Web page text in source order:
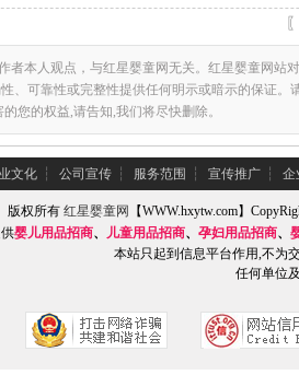
者本人观点，与红星婴童网无关。红星婴童网站
、可靠性或完整性提供任何明示或暗示的保证。
您的权益,请告知,我们将尽快删除。
文化 ┆ 公司宣传 ┆ 服务范围 ┆ 宣传推广 ┆ 企
版权所有红星婴童网
【WWW.hxytw.com】
婴儿用品招商、 儿童用品招商、 孕妇用品招商、
本站只起到信息平台作用,不为
任何单位